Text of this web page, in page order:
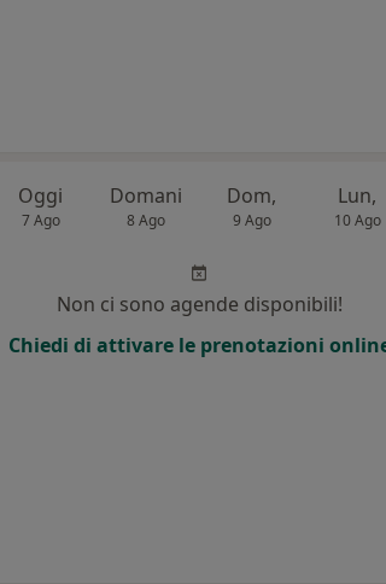
Oggi
7 Ago
Domani
8 Ago
Dom,
9 Ago
Lun,
10 Ago
Non ci sono agende disponibili!
Chiedi di attivare le prenotazioni